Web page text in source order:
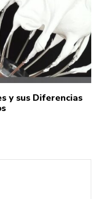
y sus Diferencias